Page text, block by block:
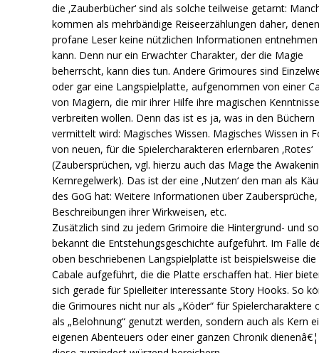
die ‚Zauberbücher‘ sind als solche teilweise getarnt:
kommen als mehrbändige Reiseerzählungen daher,
profane Leser keine nützlichen Informationen entnehmen
kann. Denn nur ein Erwachter Charakter, der die Magie
beherrscht, kann dies tun. Andere Grimoures sind
oder gar eine Langspielplatte, aufgenommen von einer
von Magiern, die mir ihrer Hilfe ihre magischen
verbreiten wollen. Denn das ist es ja, was in den Büchern
vermittelt wird: Magisches Wissen. Magisches Wissen in
von neuen, für die Spielercharakteren erlernbaren ‚Rotes‘
(Zaubersprüchen, vgl. hierzu auch das Mage the
Kernregelwerk). Das ist der eine ‚Nutzen‘ den man als
des GoG hat: Weitere Informationen über Zaubersprüche,
Beschreibungen ihrer Wirkweisen, etc.
Zusätzlich sind zu jedem Grimoire die Hintergrund- und
bekannt die Entstehungsgeschichte aufgeführt. Im Falle
oben beschriebenen Langspielplatte ist beispielsweise die
Cabale aufgeführt, die die Platte erschaffen hat. Hier
sich gerade für Spielleiter interessante Story Hooks. So
die Grimoures nicht nur als „Köder“ für Spielercharaktere
als „Belohnung“ genutzt werden, sondern auch als Kern
eigenen Abenteuers oder einer ganzen Chronik